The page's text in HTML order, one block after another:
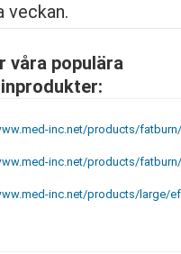
veckan.
våra populära
inc.net/products/
inc.net/products/
inc.net/products/large/